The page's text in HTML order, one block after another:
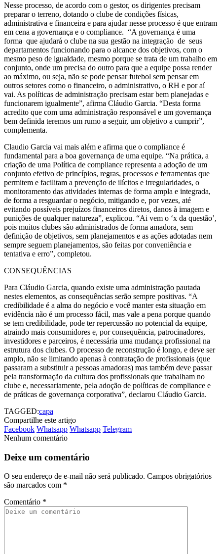
Nesse processo, de acordo com o gestor, os dirigentes precisam
preparar o terreno, dotando o clube de condições físicas,
administrativa e financeira e para ajudar nesse processo é que entram
em cena a governança e o compliance. “A governança é uma
forma que ajudará o clube na sua gestão na integração de seus
departamentos funcionando para o alcance dos objetivos, com o
mesmo peso de igualdade, mesmo porque se trata de um trabalho em
conjunto, onde um precisa do outro para que a equipe possa render
ao máximo, ou seja, não se pode pensar futebol sem pensar em
outros setores como o financeiro, o administrativo, o RH e por aí
vai. As políticas de administração precisam estar bem planejadas e
funcionarem igualmente”, afirma Cláudio Garcia. “Desta forma
acredito que com uma administração responsável e um governança
bem definida teremos um rumo a seguir, um objetivo a cumprir”,
complementa.
Claudio Garcia vai mais além e afirma que o compliance é
fundamental para a boa governança de uma equipe. “Na prática, a
criação de uma Política de compliance representa a adoção de um
conjunto efetivo de princípios, regras, processos e ferramentas que
permitem e facilitam a prevenção de ilícitos e irregularidades, o
monitoramento das atividades internas de forma ampla e integrada,
de forma a resguardar o negócio, mitigando e, por vezes, até
evitando possíveis prejuízos financeiros diretos, danos à imagem e
punições de qualquer natureza”, explicou. “Ai vem o ‘x da questão’,
pois muitos clubes são administrados de forma amadora, sem
definição de objetivos, sem planejamentos e as ações adotadas nem
sempre seguem planejamentos, são feitas por conveniência e
tentativa e erro”, completou.
CONSEQUÊNCIAS
Para Cláudio Garcia, quando existe uma administração pautada
nestes elementos, as consequências serão sempre positivas. “A
credibilidade é a alma do negócio e você manter esta situação em
evidência não é um processo fácil, mas vale a pena porque quando
se tem credibilidade, pode ter repercussão no potencial da equipe,
atraindo mais consumidores e, por consequência, patrocinadores,
investidores e parceiros, é necessária uma mudança profissional na
estrutura dos clubes. O processo de reconstrução é longo, e deve ser
amplo, não se limitando apenas à contratação de profissionais (que
passaram a substituir a pessoas amadoras) mas também deve passar
pela transformação da cultura dos profissionais que trabalham no
clube e, necessariamente, pela adoção de políticas de compliance e
de práticas de governança corporativa”, declarou Cláudio Garcia.
TAGGED:capa
Compartilhe este artigo
Facebook Whatsapp Whatsapp Telegram
Nenhum comentário
Deixe um comentário
O seu endereço de e-mail não será publicado. Campos obrigatórios
são marcados com *
Comentário *